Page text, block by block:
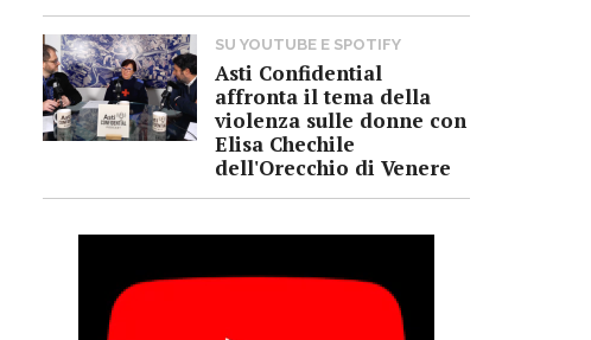
SU YOUTUBE E SPOTIFY
Asti Confidential
affronta il tema della
violenza sulle donne con
Elisa Chechile
dell'Orecchio di Venere